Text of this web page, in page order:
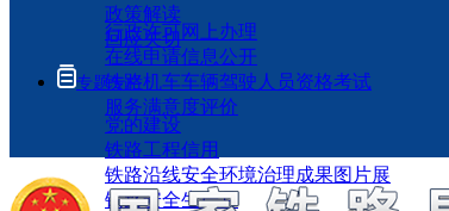
政策解读
回应关切
行政许可网上办理
在线申请信息公开
铁路机车车辆驾驶人员资格考试
服务满意度评价
专题专栏
党的建设
铁路工程信用
铁路沿线安全环境治理成果图片展
铁路安全生产月